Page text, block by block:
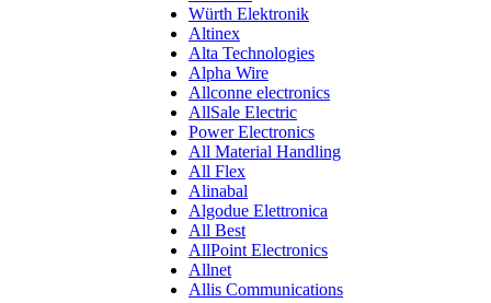
Würth Elektronik
Altinex
Alta Technologies
Alpha Wire
Allconne electronics
AllSale Electric
Power Electronics
All Material Handling
All Flex
Alinabal
Algodue Elettronica
All Best
AllPoint Electronics
Allnet
Allis Communications